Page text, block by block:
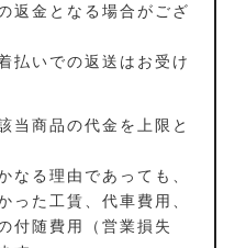
返金となる場合がござ
払いでの返送はお受け
当商品の代金を上限と
なる理由であっても、
った工賃、代車費用、
付随費用（営業損失